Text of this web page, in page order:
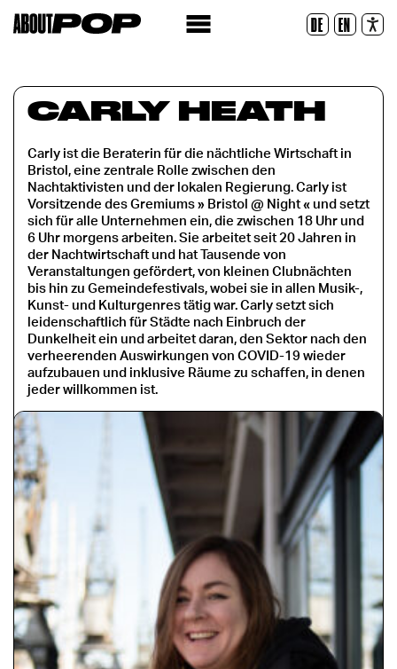
DE EN
Réinitialiser
CARLY HEATH
Carly ist die Beraterin für die nächtliche Wirtschaft in
Bristol, eine zentrale Rolle zwischen den
Nachtaktivisten und der lokalen Regierung. Carly ist
Vorsitzende des Gremiums » Bristol @ Night « und setzt
sich für alle Unternehmen ein, die zwischen 18 Uhr und
6 Uhr morgens arbeiten. Sie arbeitet seit 20 Jahren in
der Nachtwirtschaft und hat Tausende von
Veranstaltungen gefördert, von kleinen Clubnächten
bis hin zu Gemeindefestivals, wobei sie in allen Musik-,
Kunst- und Kulturgenres tätig war. Carly setzt sich
leidenschaftlich für Städte nach Einbruch der
Dunkelheit ein und arbeitet daran, den Sektor nach den
verheerenden Auswirkungen von COVID-19 wieder
aufzubauen und inklusive Räume zu schaffen, in denen
jeder willkommen ist.